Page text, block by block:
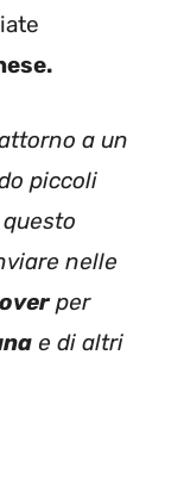
a un
piccoli
nelle
per
e di altri